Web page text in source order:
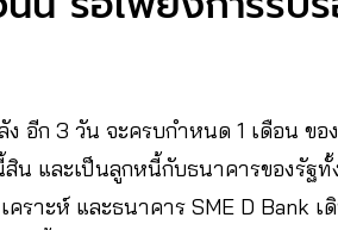
อีก 3 วัน จะครบกำหนด 1 เดือน ขอ
และเป็นลูกหนี้กับธนาคารของรัฐทั้
คราะห์ และธนาคาร SME D Bank